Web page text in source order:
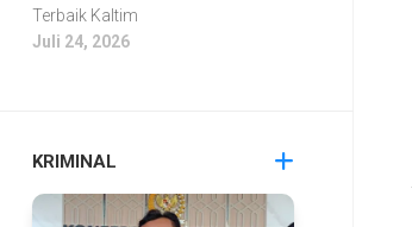
Terbaik Kaltim
Juli 24, 2026
KRIMINAL